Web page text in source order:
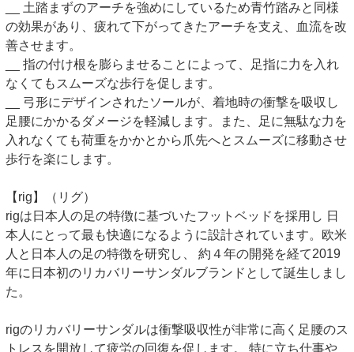
__ 土踏まずのアーチを強めにしているため青竹踏みと同様
の効果があり、疲れて下がってきたアーチを支え、血流を改
善させます。
__ 指の付け根を膨らませることによって、足指に力を入れ
なくてもスムーズな歩行を促します。
__ 弓形にデザインされたソールが、着地時の衝撃を吸収し
足腰にかかるダメージを軽減します。また、足に無駄な力を
入れなくても荷重をかかとから爪先へとスムーズに移動させ
歩行を楽にします。
【rig】（リグ）
rigは日本人の足の特徴に基づいたフットベッドを採用し 日
本人にとって最も快適になるように設計されています。欧米
人と日本人の足の特徴を研究し、 約４年の開発を経て2019
年に日本初のリカバリーサンダルブランドとして誕生しまし
た。
rigのリカバリーサンダルは衝撃吸収性が非常に高く足腰のス
トレスを開放して疲労の回復を促します。 特に立ち仕事や